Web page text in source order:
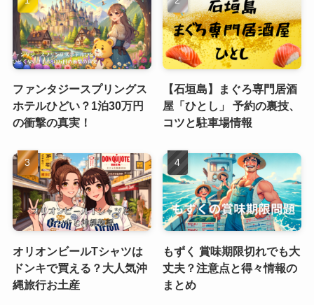
ファンタジースプリングス
ホテルひどい？1泊30万円
の衝撃の真実！
【石垣島】まぐろ専門居酒
屋「ひとし」 予約の裏技、
コツと駐車場情報
オリオンビールTシャツは
ドンキで買える？大人気沖
縄旅行お土産
もずく 賞味期限切れでも大
丈夫？注意点と得々情報の
まとめ